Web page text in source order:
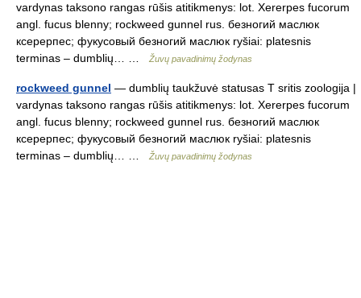
vardynas taksono rangas rūšis atitikmenys: lot. Xererpes fucorum
angl. fucus blenny; rockweed gunnel rus. безногий маслюк
ксерерпес; фукусовый безногий маслюк ryšiai: platesnis
terminas – dumblių… …
Žuvų pavadinimų žodynas
rockweed gunnel — dumblių taukžuvė statusas T sritis zoologija |
vardynas taksono rangas rūšis atitikmenys: lot. Xererpes fucorum
angl. fucus blenny; rockweed gunnel rus. безногий маслюк
ксерерпес; фукусовый безногий маслюк ryšiai: platesnis
terminas – dumblių… …
Žuvų pavadinimų žodynas